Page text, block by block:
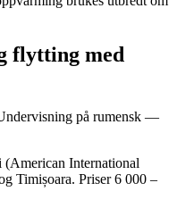
flytting med
på rumensk —
(American International
Timișoara. Priser 6 000 –